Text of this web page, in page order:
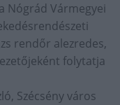
Nógrád Vármegyei
rendőr alezredes,
folytatja
Szécsény város